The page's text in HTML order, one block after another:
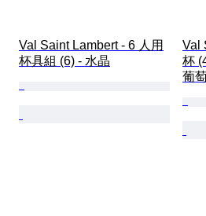
Val Saint Lambert - 6 人用
杯具組 (6) - 水晶
Val
杯
葡